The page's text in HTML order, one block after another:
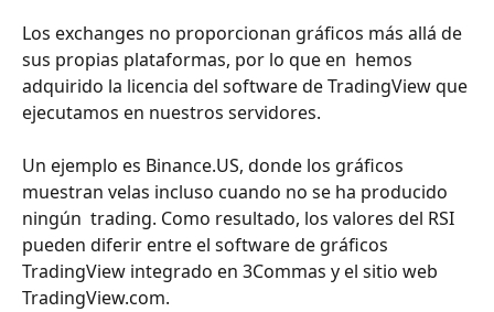
Los exchanges no proporcionan gráficos más allá de
sus propias plataformas, por lo que en  hemos
adquirido la licencia del software de TradingView que
ejecutamos en nuestros servidores.
Un ejemplo es Binance.US, donde los gráficos
muestran velas incluso cuando no se ha producido
ningún  trading. Como resultado, los valores del RSI
pueden diferir entre el software de gráficos
TradingView integrado en 3Commas y el sitio web
TradingView.com.